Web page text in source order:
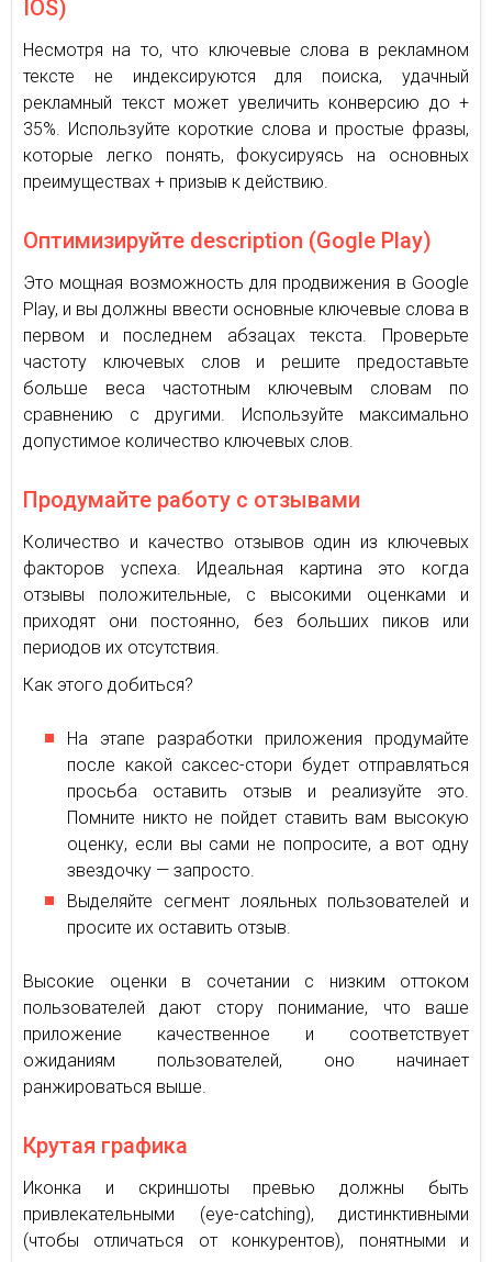
IOS)
Несмотря на то, что ключевые слова в рекламном
тексте не индексируются для поиска, удачный
рекламный текст может увеличить конверсию до +
35%. Используйте короткие слова и простые фразы,
которые легко понять, фокусируясь на основных
преимуществах + призыв к действию.
Оптимизируйте description (Gogle Play)
Это мощная возможность для продвижения в Google
Play, и вы должны ввести основные ключевые слова в
первом и последнем абзацах текста. Проверьте
частоту ключевых слов и решите предоставьте
больше веса частотным ключевым словам по
сравнению с другими. Используйте максимально
допустимое количество ключевых слов.
Продумайте работу с отзывами
Количество и качество отзывов один из ключевых
факторов успеха. Идеальная картина это когда
отзывы положительные, с высокими оценками и
приходят они постоянно, без больших пиков или
периодов их отсутствия.
Как этого добиться?
На этапе разработки приложения продумайте
после какой саксес-стори будет отправляться
просьба оставить отзыв и реализуйте это.
Помните никто не пойдет ставить вам высокую
оценку, если вы сами не попросите, а вот одну
звездочку — запросто.
Выделяйте сегмент лояльных пользователей и
просите их оставить отзыв.
Высокие оценки в сочетании с низким оттоком
пользователей дают стору понимание, что ваше
приложение качественное и соответствует
ожиданиям пользователей, оно начинает
ранжироваться выше.
Крутая графика
Иконка и скриншоты превью должны быть
привлекательными (eye-catching), дистинктивными
(чтобы отличаться от конкурентов), понятными и